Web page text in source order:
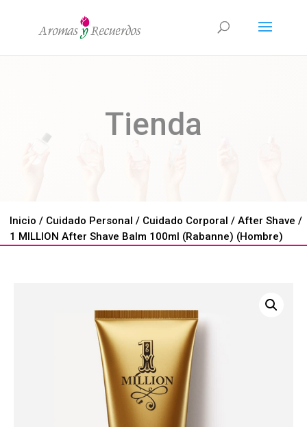
Tienda
Inicio / Cuidado Personal / Cuidado Corporal / After Shave /
1 MILLION After Shave Balm 100ml (Rabanne) (Hombre)